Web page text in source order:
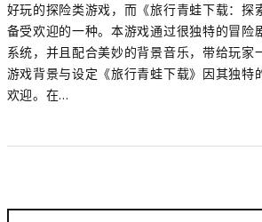
好玩的探险类游戏，而《旅行青蛙下载：探
备受欢迎的一种。本游戏通过很独特的冒险
系统，并且配合美妙的背景音乐，带给玩家
游戏背景与设定《旅行青蛙下载》因其独特
欢迎。在...